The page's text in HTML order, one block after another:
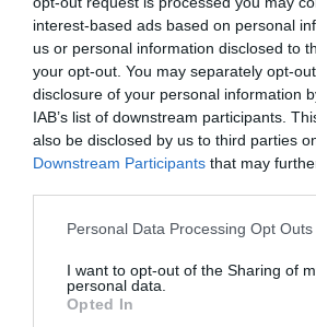
interest-based ads based on personal
us or personal information disclosed to
your opt-out. You may separately opt-
disclosure of your personal information
IAB’s list of downstream participants.
also be disclosed by us to third parties
Downstream Participants that may
Please note that this website/app uses
not limited to your visit or usage
grant or deny consent to Google and its
use your data for below specified
Personal Data Processing Opt Outs
I want to opt-out of the Sharing of
personal data.
Opted In
08.08.2026
Οι τουρίστες «ψηφίζουν»